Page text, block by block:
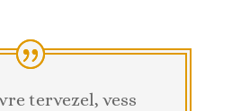
tervezel, vess